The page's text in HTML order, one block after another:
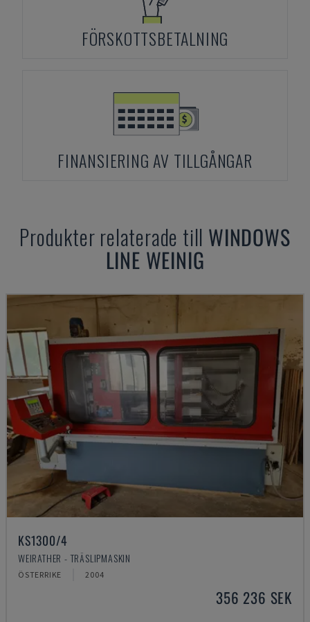
FÖRSKOTTSBETALNING
FINANSIERING AV TILLGÅNGAR
Produkter relaterade till WINDOWS
LINE WEINIG
KS1300/4
WEIRATHER - TRÄSLIPMASKIN
ÖSTERRIKE 2004
356 236 SEK